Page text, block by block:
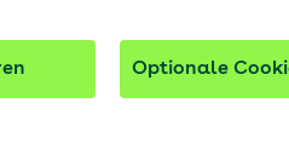
Optionale